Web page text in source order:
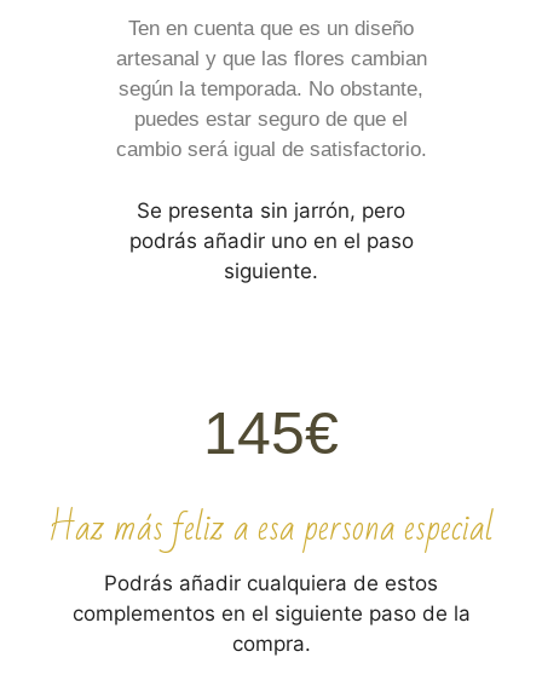
Ten en cuenta que es un diseño
artesanal y que las flores cambian
según la temporada. No obstante,
puedes estar seguro de que el
cambio será igual de satisfactorio.
Se presenta sin jarrón, pero
podrás añadir uno en el paso
siguiente.
145€
Haz más feliz a esa persona especial
Podrás añadir cualquiera de estos
complementos en el siguiente paso de la
compra.